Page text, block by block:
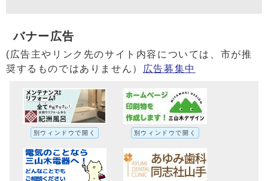
バナー広告
(広告主やリンク先のサイト内容については、市が推
奨するものではありません）
広告募集中
別ウィンドウで開く 別ウィンドウで開く